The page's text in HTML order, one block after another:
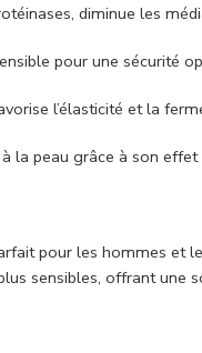
diminue les
pour une sécurité
l’élasticité et la
la peau grâce à son
pour les hommes et
sensibles, offrant